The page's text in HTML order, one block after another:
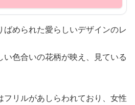
められた愛らしいデザインのレ
い色合いの花柄が映え、見ている
リルがあしらわれており、女性